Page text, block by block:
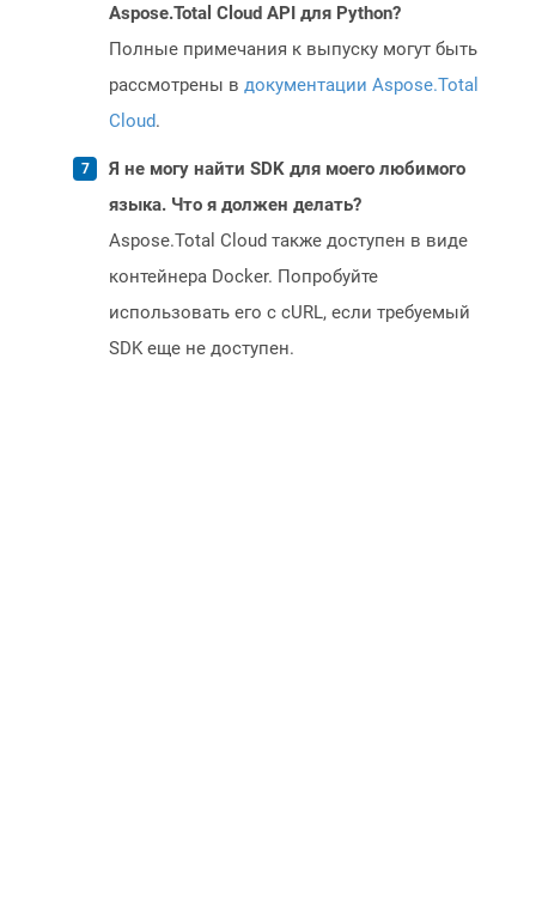
Aspose.Total Cloud API для Python?
Полные примечания к выпуску могут быть
рассмотрены в документации Aspose.Total
Cloud.
Я не могу найти SDK для моего любимого
языка. Что я должен делать?
Aspose.Total Cloud также доступен в виде
контейнера Docker. Попробуйте
использовать его с cURL, если требуемый
SDK еще не доступен.